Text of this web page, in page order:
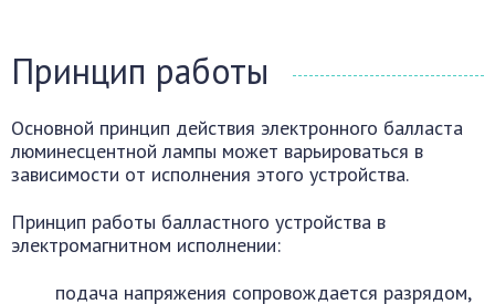
Принцип работы
Основной принцип действия электронного балласта
люминесцентной лампы может варьироваться в
зависимости от исполнения этого устройства.
Принцип работы балластного устройства в
электромагнитном исполнении:
подача напряжения сопровождается разрядом,